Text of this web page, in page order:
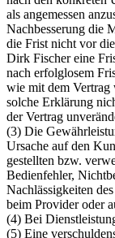
als angemessen
Nachbesserung die
die Frist nicht vor
Dirk Fischer eine
nach erfolglosem
wie mit dem Vertrag
solche Erklärung
der Vertrag
(3) Die
Ursache auf den
gestellten bzw.
Bedienfehler,
Nachlässigkeiten
beim Provider oder
(4) Bei
(5) Eine